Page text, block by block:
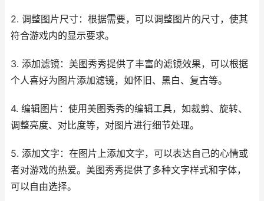
2. 调整图片尺寸：根据需要，可以调整图片的尺寸，使其
符合游戏内的显示要求。
3. 添加滤镜：美图秀秀提供了丰富的滤镜效果，可以根据
个人喜好为图片添加滤镜，如怀旧、黑白、复古等。
4. 编辑图片：使用美图秀秀的编辑工具，如裁剪、旋转、
调整亮度、对比度等，对图片进行细节处理。
5. 添加文字：在图片上添加文字，可以表达自己的心情或
者对游戏的热爱。美图秀秀提供了多种文字样式和字体，
可以自由选择。